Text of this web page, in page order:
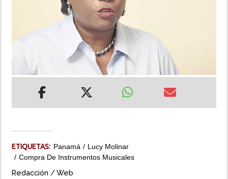
MULTIMEDIA
IMPRESO
ETIQUETAS: Panamá
Lucy Molinar
Compra De Instrumentos Musicales
Redacción / Web